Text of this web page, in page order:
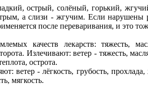
острый, солёный, горький,
а слизи - жгучим. Если нарушены
после переваривания, и это
качеств лекарств: тяжесть,
Излечивают: ветер - тяжесть,
острота.
ветер - лёгкость, грубость,
мягкость.